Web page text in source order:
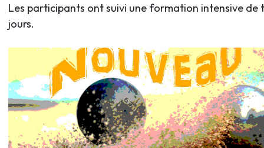
Les participants ont suivi une formation intensive de
jours.